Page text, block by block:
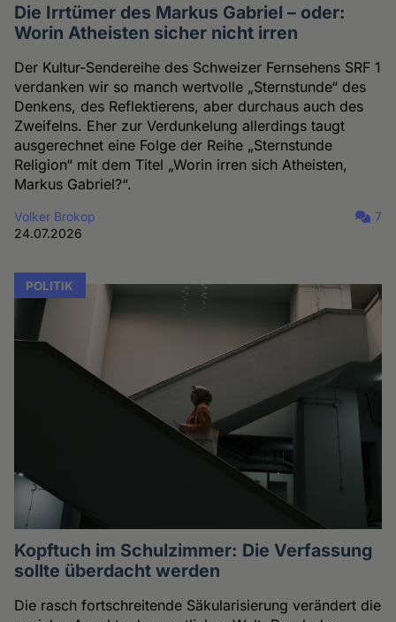
Die Irrtümer des Markus Gabriel – oder:
Worin Atheisten sicher nicht irren
Der Kultur-Sendereihe des Schweizer Fernsehens SRF 1
verdanken wir so manch wertvolle „Sternstunde“ des
Denkens, des Reflektierens, aber durchaus auch des
Zweifelns. Eher zur Verdunkelung allerdings taugt
ausgerechnet eine Folge der Reihe „Sternstunde
Religion“ mit dem Titel „Worin irren sich Atheisten,
Markus Gabriel?“.
Volker Brokop
24.07.2026
7
POLITIK
Kopftuch im Schulzimmer: Die Verfassung
sollte überdacht werden
Die rasch fortschreitende Säkularisierung verändert die